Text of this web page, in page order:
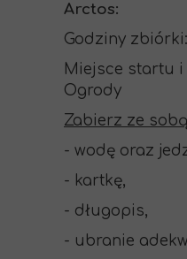
Arctos:
Godziny zbiórki:
Miejsce startu i
Ogrody
Zabierz ze
- wodę oraz
- kartkę,
- długopis,
- ubranie